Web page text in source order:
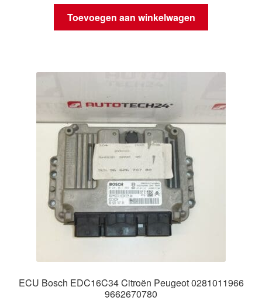
Toevoegen aan winkelwagen
ECU Bosch EDC16C34 Citroën Peugeot 0281011966
9662670780